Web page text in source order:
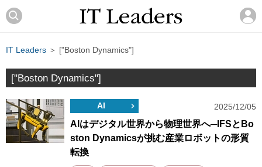
IT Leaders ＞ ["Boston Dynamics"]
["Boston Dynamics"]
AI 2025/12/05
AIはデジタル世界から物理世界へ─IFSとBo
ston Dynamicsが挑む産業ロボットの形質
転換